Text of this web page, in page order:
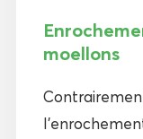
moellons